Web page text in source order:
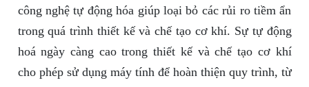
công nghệ tự động hóa giúp loại bỏ các rủi ro tiềm ẩn
trong quá trình thiết kế và chế tạo cơ khí. Sự tự động
hoá ngày càng cao trong thiết kế và chế tạo cơ khí
cho phép sử dụng máy tính để hoàn thiện quy trình, từ